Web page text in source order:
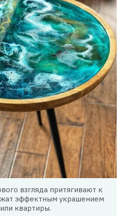
взгляда притягивают к
эффектным украшением
квартиры.